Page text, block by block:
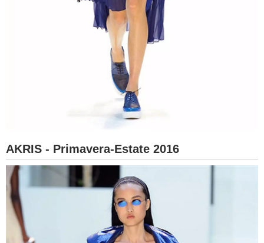
AKRIS - Primavera-Estate 2016